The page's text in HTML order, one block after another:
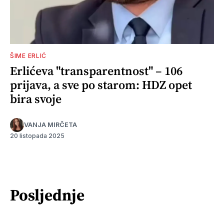
ŠIME ERLIĆ
Erlićeva "transparentnost" – 106
prijava, a sve po starom: HDZ opet
bira svoje
VANJA MIRČETA
20 listopada 2025
Posljednje